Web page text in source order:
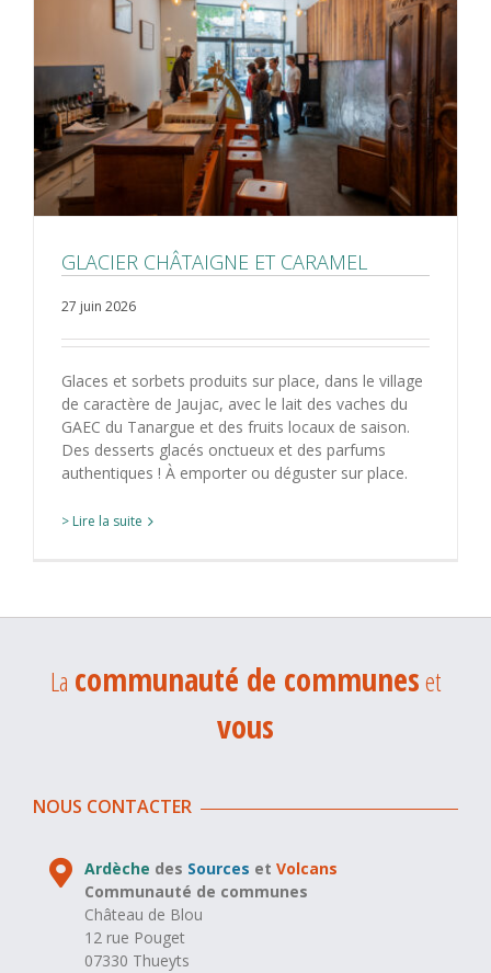
GLACIER CHÂTAIGNE ET CARAMEL
27 juin 2026
Glaces et sorbets produits sur place, dans le village
de caractère de Jaujac, avec le lait des vaches du
GAEC du Tanargue et des fruits locaux de saison.
Des desserts glacés onctueux et des parfums
authentiques ! À emporter ou déguster sur place.
> Lire la suite
La communauté de communeset
vous
NOUS CONTACTER
Ardèche des Sources etVolcans
Communauté de communes
Château de Blou
12 rue Pouget
07330 Thueyts